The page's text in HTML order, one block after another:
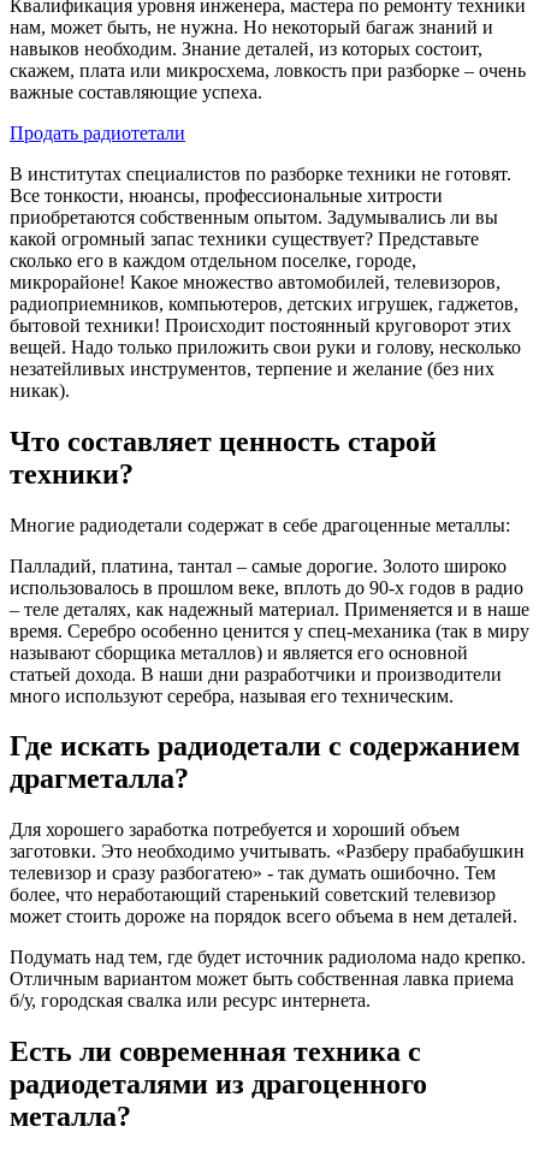
Квалификация уровня инженера, мастера по ремонту техники
нам, может быть, не нужна. Но некоторый багаж знаний и
навыков необходим. Знание деталей, из которых состоит,
скажем, плата или микросхема, ловкость при разборке – очень
важные составляющие успеха.
Продать радиотетали
В институтах специалистов по разборке техники не готовят.
Все тонкости, нюансы, профессиональные хитрости
приобретаются собственным опытом. Задумывались ли вы
какой огромный запас техники существует? Представьте
сколько его в каждом отдельном поселке, городе,
микрорайоне! Какое множество автомобилей, телевизоров,
радиоприемников, компьютеров, детских игрушек, гаджетов,
бытовой техники! Происходит постоянный круговорот этих
вещей. Надо только приложить свои руки и голову, несколько
незатейливых инструментов, терпение и желание (без них
никак).
Что составляет ценность старой
техники?
Многие радиодетали содержат в себе драгоценные металлы:
Палладий, платина, тантал – самые дорогие. Золото широко
использовалось в прошлом веке, вплоть до 90-х годов в радио
– теле деталях, как надежный материал. Применяется и в наше
время. Серебро особенно ценится у спец-механика (так в миру
называют сборщика металлов) и является его основной
статьей дохода. В наши дни разработчики и производители
много используют серебра, называя его техническим.
Где искать радиодетали с содержанием
драгметалла?
Для хорошего заработка потребуется и хороший объем
заготовки. Это необходимо учитывать. «Разберу прабабушкин
телевизор и сразу разбогатею» - так думать ошибочно. Тем
более, что неработающий старенький советский телевизор
может стоить дороже на порядок всего объема в нем деталей.
Подумать над тем, где будет источник радиолома надо крепко.
Отличным вариантом может быть собственная лавка приема
б/у, городская свалка или ресурс интернета.
Есть ли современная техника с
радиодеталями из драгоценного
металла?